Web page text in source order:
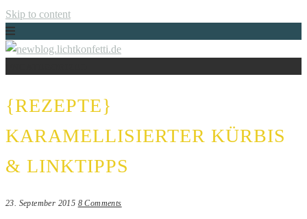
Skip to content
Just another WordPress site
{REZEPTE}
KARAMELLISIERTER KÜRBIS
& LINKTIPPS
23. September 2015 8 Comments